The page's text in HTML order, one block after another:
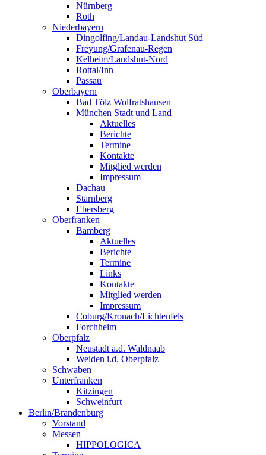
Nürnberg
Roth
Niederbayern
Dingolfing/Landau-Landshut Süd
Freyung/Grafenau-Regen
Kelheim/Landshut-Nord
Rottal/Inn
Passau
Oberbayern
Bad Tölz Wolfratshausen
München Stadt und Land
Aktuelles
Berichte
Termine
Kontakte
Mitglied werden
Impressum
Dachau
Starnberg
Ebersberg
Oberfranken
Bamberg
Aktuelles
Berichte
Termine
Links
Kontakte
Mitglied werden
Impressum
Coburg/Kronach/Lichtenfels
Forchheim
Oberpfalz
Neustadt a.d. Waldnaab
Weiden i.d. Oberpfalz
Schwaben
Unterfranken
Kitzingen
Schweinfurt
Berlin/Brandenburg
Vorstand
Messen
HIPPOLOGICA